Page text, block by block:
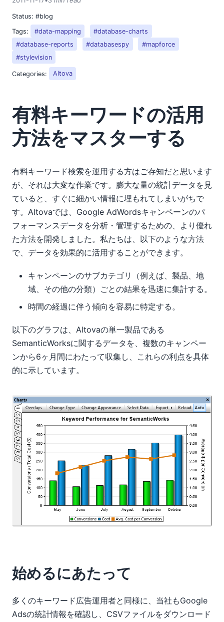
Status: #blog
Tags:
#data-mapping
#database-charts
#database-reports
#databasespy
#mapforce
#stylevision
Categories: Altova
有料キーワードの活用
方法をマスターする
有料キーワード検索を運用する方はご存知だと思います
が、それは大変な作業です。膨大な量の統計データを見
ていると、すぐに細かい情報に埋もれてしまいがちで
す。Altovaでは、Google AdWordsキャンペーンのパ
フォーマンスデータを分析・管理するための、より優れ
た方法を開発しました。私たちは、以下のような方法
で、データを効果的に活用することができます。
キャンペーンのサブカテゴリ（例えば、製品、地
域、その他の分類）ごとの結果を迅速に集計する。
時間の経過に伴う傾向を容易に特定する。
以下のグラフは、Altovaの単一製品である
SemanticWorksに関するデータを、複数のキャンペー
ンから6ヶ月間にわたって収集し、これらの利点を具体
的に示しています。
始めるにあたって
多くのキーワード広告運用者と同様に、当社もGoogle
Adsの統計情報を確認し、CSVファイルをダウンロード